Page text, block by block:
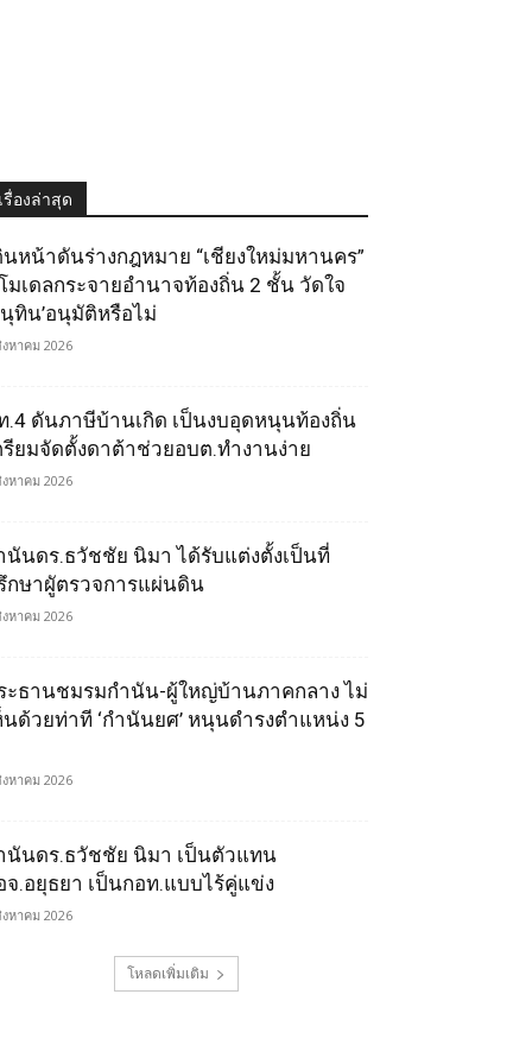
เรื่องล่าสุด
นหน้าดันร่างกฎหมาย “เชียงใหม่มหานคร”
มเดลกระจายอำนาจท้องถิ่น 2 ชั้น วัดใจ
นุทิน’อนุมัติหรือไม่
หาคม 2026
.4 ดันภาษีบ้านเกิด เป็นงบอุดหนุนท้องถิ่น
รียมจัดตั้งดาต้าช่วยอบต.ทำงานง่าย
หาคม 2026
นันดร.ธวัชชัย นิมา ได้รับแต่งตั้งเป็นที่
กษาผูัตรวจการแผ่นดิน
หาคม 2026
ะธานชมรมกำนัน-ผู้ใหญ่บ้านภาคกลาง ไม่
นด้วยท่าที ‘กำนันยศ’ หนุนดำรงตำแหน่ง 5
หาคม 2026
นันดร.ธวัชชัย นิมา เป็นตัวแทน
จ.อยุธยา เป็นกอท.แบบไร้คู่แข่ง
หาคม 2026
โหลดเพิ่มเติม